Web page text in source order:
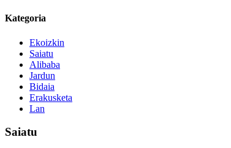
Kategoria
Ekoizkin
Saiatu
Alibaba
Jardun
Bidaia
Erakusketa
Lan
Saiatu